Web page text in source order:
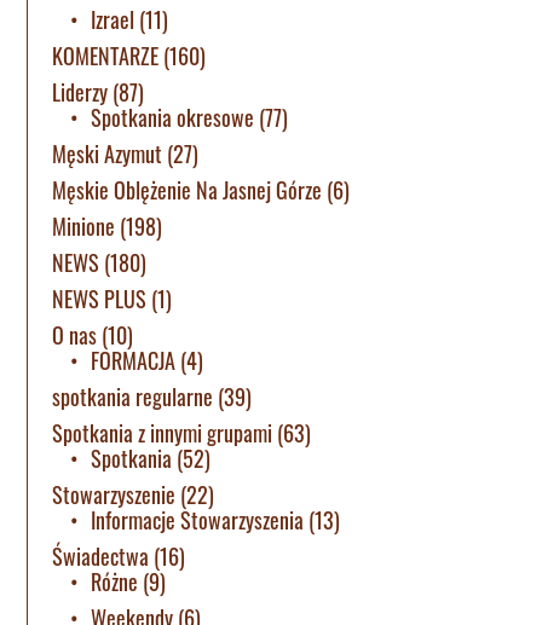
Izrael (11)
KOMENTARZE(160)
Liderzy(87)
Spotkania okresowe (77)
Męski Azymut (27)
Męskie Oblężenie Na Jasnej Górze (6)
Minione (198)
NEWS (180)
NEWS PLUS (1)
O nas(10)
FORMACJA(4)
spotkania regularne (39)
Spotkania z innymi grupami (63)
Spotkania (52)
Stowarzyszenie (22)
Informacje Stowarzyszenia (13)
Świadectwa (16)
Różne (9)
Weekendy(6)